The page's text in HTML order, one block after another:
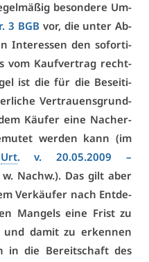
be­son­de­re Um­
3 BGB vor, die un­ter Ab­
In­ter­es­sen den so­for­ti­
vom Kauf­ver­trag recht­
ist die für die Be­sei­ti­
Ver­trau­ens­grund­
Käu­fer ei­ne Nach­er­
wer­den kann (im
Urt. v. 20.05.2009 –
Nachw.). Das gilt aber
Ver­käu­fer nach Ent­de­
Man­gels ei­ne Frist zu
und da­mit zu er­ken­nen
in die Be­reit­schaft des